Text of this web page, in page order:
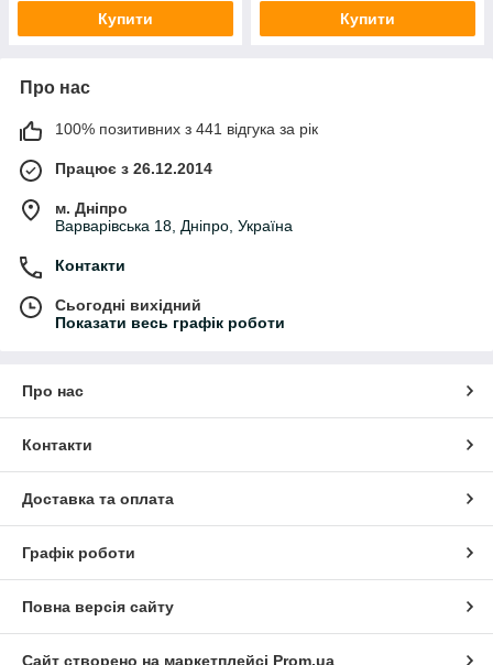
Купити Купити
Про нас
100% позитивних з 441 відгука за рік
Працює з 26.12.2014
м. Дніпро
Варварівська 18, Дніпро, Україна
Контакти
Сьогодні вихідний
Показати весь графік роботи
Про нас
Контакти
Доставка та оплата
Графік роботи
Повна версія сайту
Сайт створено на маркетплейсі Prom.ua